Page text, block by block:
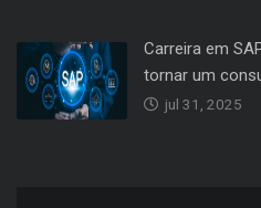
Carreira em
tornar um
jul 31, 2025